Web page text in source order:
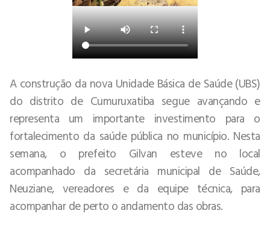
A construção da nova Unidade Básica de Saúde (UBS)
do distrito de Cumuruxatiba segue avançando e
representa um importante investimento para o
fortalecimento da saúde pública no município. Nesta
semana, o prefeito Gilvan esteve no local
acompanhado da secretária municipal de Saúde,
Neuziane, vereadores e da equipe técnica, para
acompanhar de perto o andamento das obras.